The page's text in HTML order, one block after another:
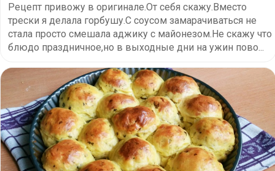
Рецепт привожу в оригинале.От себя скажу.Вместо
трески я делала горбушу.С соусом замарачиваться не
стала просто смешала аджику с майонезом.Не скажу что
блюдо праздничное,но в выходные дни на ужин пово...